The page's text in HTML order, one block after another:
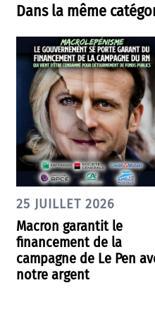
Dans la même
25 JUILLET 2026
Macron garantit le
financement de la
campagne de Le Pen
notre argent